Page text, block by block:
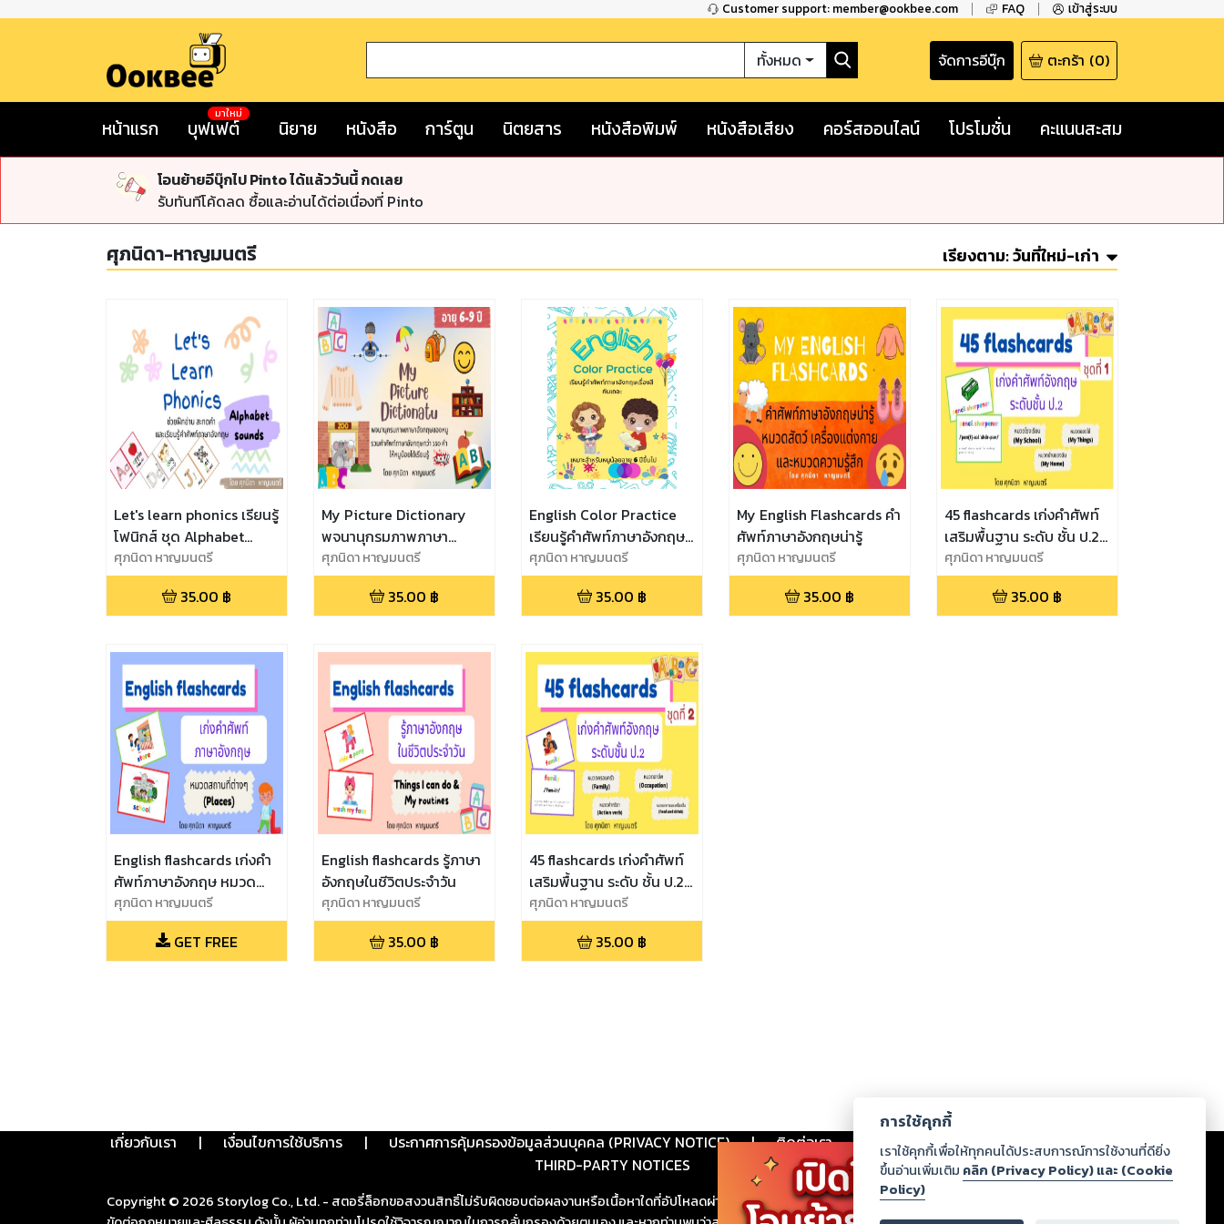
Customer support: member@ookbee.com FAQ เข้าสู่ระบบ
ทั้งหมด จัดการอีบุ๊ก ตะกร้า (0)
หน้าแรก บุฟเฟต์
มาใหม่
นิยาย หนังสือ การ์ตูน นิตยสาร หนังสือพิมพ์ หนังสือเสียง คอร์สออนไลน์ โปรโมชั่น คะแนนสะสม
โอนย้ายอีบุ๊กไป Pinto ได้แล้ววันนี้ กดเลย
รับทันทีโค้ดลด ซื้อและอ่านได้ต่อเนื่องที่ Pinto
ศุภนิดา-หาญมนตรี เรียงตาม:วันที่ใหม่-เก่า
Let's learn phonics เรียนรู้
โฟนิกส์ ชุด Alphabet
Sounds
ศุภนิดา หาญมนตรี
35.00 ฿
My Picture Dictionary
พจนานุกรมภาพภาษา
อังกฤษของหนู
ศุภนิดา หาญมนตรี
35.00 ฿
English Color Practice
เรียนรู้คำศัพท์ภาษาอังกฤษ
เรื่องสีกันเถอะ
ศุภนิดา หาญมนตรี
35.00 ฿
My English Flashcards คำ
ศัพท์ภาษาอังกฤษน่ารู้
ศุภนิดา หาญมนตรี
35.00 ฿
45 flashcards เก่งคำศัพท์
เสริมพื้นฐาน ระดับ ชั้น ป.2
ชุดที่ 1
ศุภนิดา หาญมนตรี
35.00 ฿
English flashcards เก่งคำ
ศัพท์ภาษาอังกฤษ หมวด
สถานที่ต่างๆ
ศุภนิดา หาญมนตรี
GET FREE
English flashcards รู้ภาษา
อังกฤษในชีวิตประจำวัน
ศุภนิดา หาญมนตรี
35.00 ฿
45 flashcards เก่งคำศัพท์
เสริมพื้นฐาน ระดับ ชั้น ป.2
ชุดที่ 2
ศุภนิดา หาญมนตรี
35.00 ฿
เกี่ยวกับเรา | เงื่อนไขการใช้บริการ | ประกาศการคุ้มครองข้อมูลส่วนบุคคล (PRIVACY NOTICE) | ติดต่อเรา ร่วมงานกับเรา ดาวน์โหลด
THIRD-PARTY NOTICES
Copyright © 2026 Storylog Co., Ltd. - สตอรี่ล็อกขอสงวนสิทธิ์ไม่รับผิดชอบต่อผลงานหรือเนื้อหาใดที่อัปโหลดผ่านเว็บไซต์และปรากฏว่าละเมิดสิทธิในทรัพย์สินทางปัญญาของบุคคลอื่นหรือ
การใช้คุกกี้
เราใช้คุกกี้เพื่อให้ทุกคนได้ประสบการณ์การใช้งานที่ดียิ่ง
ขึ้นอ่านเพิ่มเติม คลิก (Privacy Policy) และ (Cookie
Policy)